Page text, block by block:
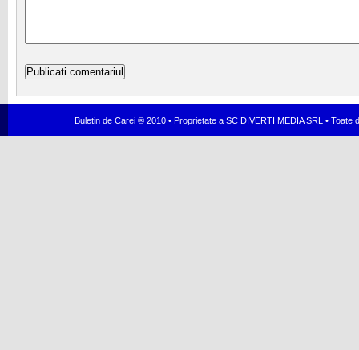
Buletin de Carei ® 2010 • Proprietate a SC DIVERTI MEDIA SRL •